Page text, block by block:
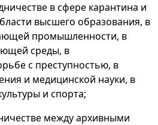
в сфере карантина и
высшего образования, в
промышленности, в
среды, в
с преступностью, в
и медицинской науки, в
и спорта;
между архивными